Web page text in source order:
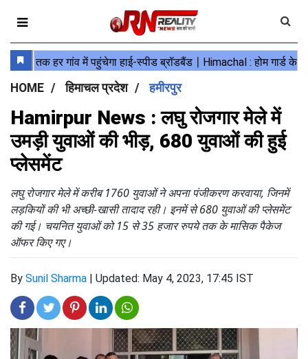
HOME हिमाचल प्रदेश हमीरपुर
Hamirpur News : लघु रोजगार मेले में
उमड़ी युवाओं की भीड़, 680 युवाओं की हुई
प्लेसमेंट
लघु रोजगार मेले में करीब 1760 युवाओं ने अपना पंजीकरण करवाया, जिनमें
लड़कियों की भी अच्छी-खासी तादाद रही। इनमें से 680 युवाओं की प्लेसमेंट
की गई। चयनित युवाओं को 15 से 35 हजार रुपये तक के मासिक पैकेज
ऑफर किए गए।
By Sunil Sharma | Updated: May 4, 2023, 17:45 IST